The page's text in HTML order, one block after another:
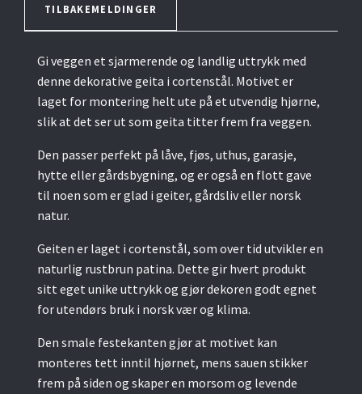
TILBAKEMELDINGER
Gi veggen et sjarmerende og landlig uttrykk med
denne dekorative geita i cortenstål. Motivet er
laget for montering helt ute på et utvendig hjørne,
slik at det ser ut som geita titter frem fra veggen.
Den passer perfekt på låve, fjøs, uthus, garasje,
hytte eller gårdsbygning, og er også en flott gave
til noen som er glad i geiter, gårdsliv eller norsk
natur.
Geiten er laget i cortenstål, som over tid utvikler en
naturlig rustbrun patina. Dette gir hvert produkt
sitt eget unike uttrykk og gjør dekoren godt egnet
for utendørs bruk i norsk vær og klima.
Den smale festekanten gjør at motivet kan
monteres tett inntil hjørnet, mens sauen stikker
frem på siden og skaper en morsom og levende